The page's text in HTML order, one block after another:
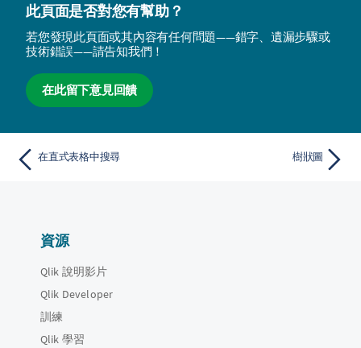
此頁面是否對您有幫助？
若您發現此頁面或其內容有任何問題——錯字、遺漏步驟或
技術錯誤——請告知我們！
在此留下意見回饋
在直式表格中搜尋 樹狀圖
資源
Qlik 說明影片
Qlik Developer
訓練
Qlik 學習